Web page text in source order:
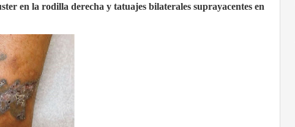
en la rodilla derecha y tatuajes bilaterales suprayacentes en